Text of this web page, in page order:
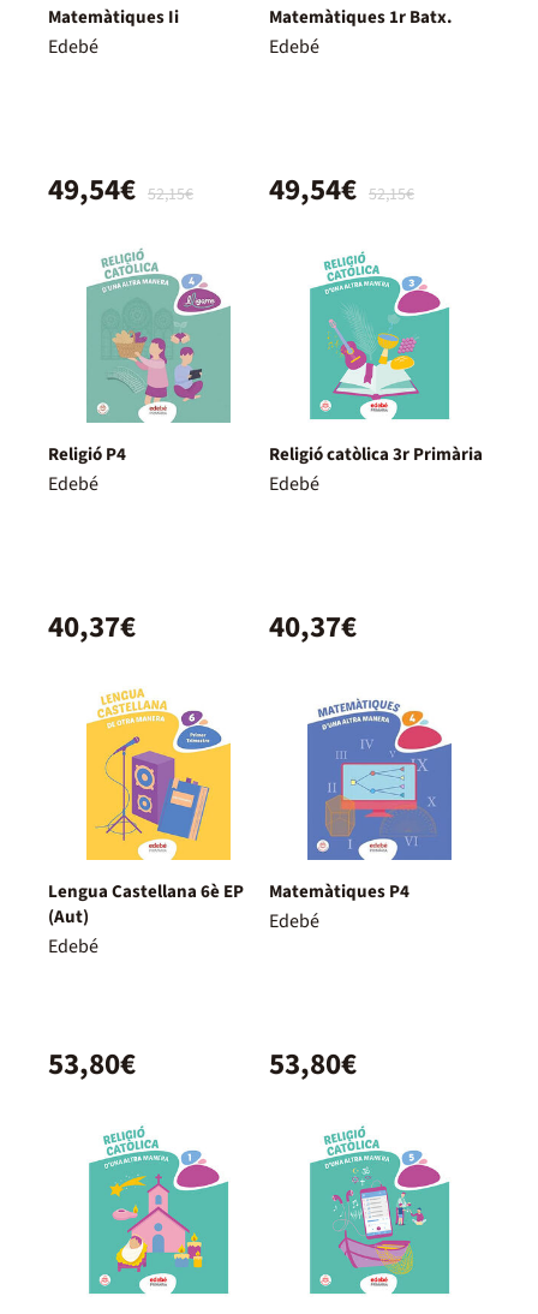
Matemàtiques Ii
Edebé
52,15€
49,54€
Matemàtiques 1r Batx.
Edebé
52,15€
49,54€
Religió P4
Edebé
40,37€
Religió catòlica 3r Primària
Edebé
40,37€
Lengua Castellana 6è EP
(Aut)
Edebé
53,80€
Matemàtiques P4
Edebé
53,80€